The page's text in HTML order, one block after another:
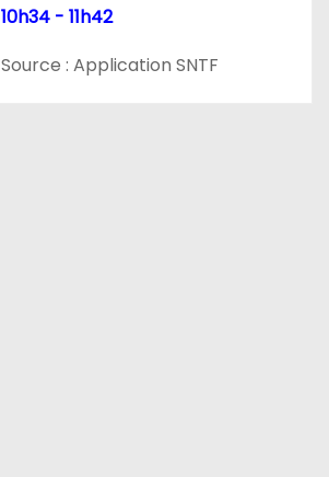
10h34 - 11h42
Source : Application SNTF